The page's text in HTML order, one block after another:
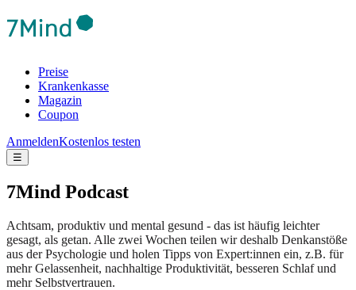
Preise
Krankenkasse
Magazin
Coupon
AnmeldenKostenlos testen
☰
7Mind Podcast
Achtsam, produktiv und mental gesund - das ist häufig leichter
gesagt, als getan. Alle zwei Wochen teilen wir deshalb Denkanstöße
aus der Psychologie und holen Tipps von Expert:innen ein, z.B. für
mehr Gelassenheit, nachhaltige Produktivität, besseren Schlaf und
mehr Selbstvertrauen.